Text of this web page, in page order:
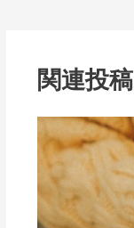
関連投稿